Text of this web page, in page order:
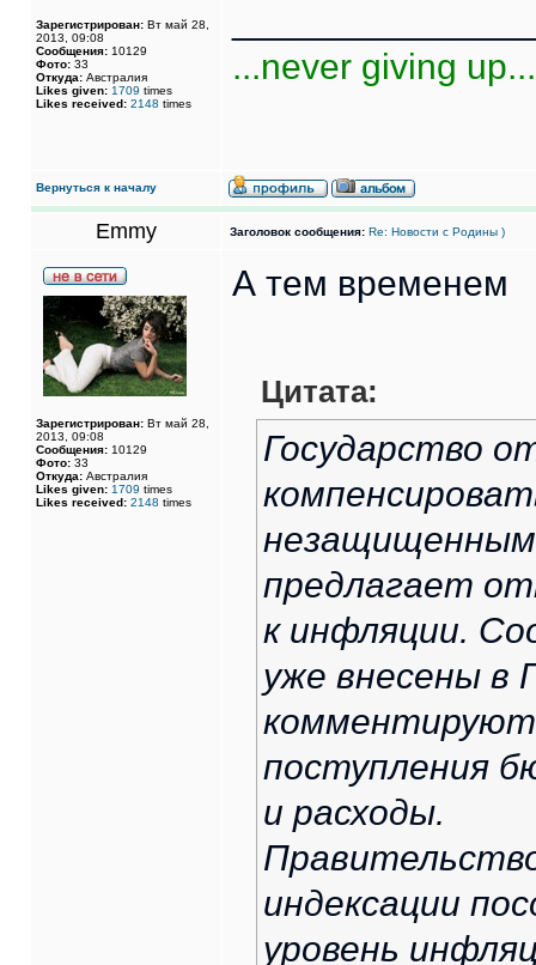
Зарегистрирован: Вт май 28,
2013, 09:08
Сообщения: 10129
Фото: 33
Откуда: Австралия
Likes given: 1709 times
Likes received: 2148 times
...never giving up...
Вернуться к началу
Emmy Заголовок сообщения: Re: Новости с Родины )
Зарегистрирован: Вт май 28,
2013, 09:08
Сообщения: 10129
Фото: 33
Откуда: Австралия
Likes given: 1709 times
Likes received: 2148 times
А тем временем
Цитата:
Государство
незащищенным
предлагает
к инфляции.
уже внесены в
поступления
и расходы.
индексации
уровень